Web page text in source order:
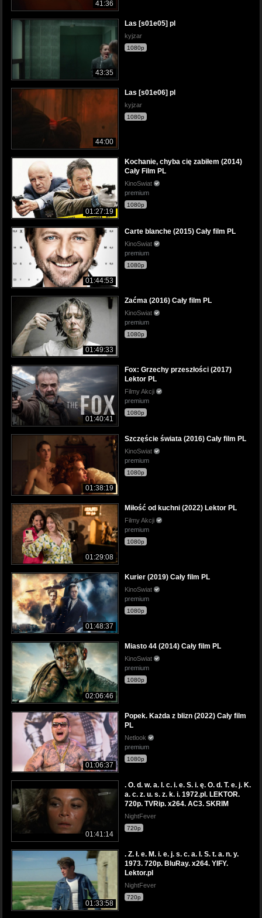
41:36
43:35
Las [s01e05] pl
kyjzar
1080p
44:00
Las [s01e06] pl
kyjzar
1080p
01:27:19
Kochanie, chyba cię zabiłem (2014)
Cały Film PL
KinoSwiat
premium
1080p
01:44:53
Carte blanche (2015) Cały film PL
KinoSwiat
premium
1080p
01:49:33
Zaćma (2016) Cały film PL
KinoSwiat
premium
1080p
01:40:41
Fox: Grzechy przeszłości (2017)
Lektor PL
Filmy Akcji
premium
1080p
01:38:19
Szczęście świata (2016) Cały film PL
KinoSwiat
premium
1080p
01:29:08
Miłość od kuchni (2022) Lektor PL
Filmy Akcji
premium
1080p
01:48:37
Kurier (2019) Cały film PL
KinoSwiat
premium
1080p
02:06:46
Miasto 44 (2014) Cały film PL
KinoSwiat
premium
1080p
01:06:37
Popek. Każda z blizn (2022) Cały film
PL
Netlook
premium
1080p
01:41:14
. O. d. w. a. l. c. i. e. S. i. ę. O. d. T. e. j. K.
a. c. z. u. s. z. k. i. 1972.pl. LEKTOR.
720p. TVRip. x264. AC3. SKRIM
NightFever
720p
01:33:58
. Z. ł. e. M. i. e. j. s. c. a. I. S. t. a. n. y.
1973. 720p. BluRay. x264. YIFY.
Lektor.pl
NightFever
720p